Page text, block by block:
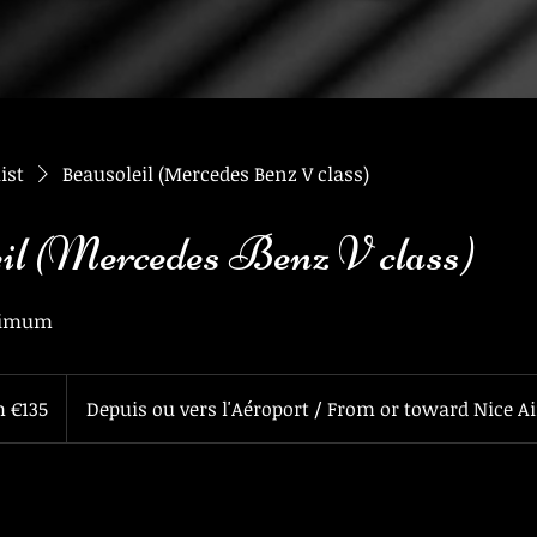
Beausoleil (Mercedes Benz V class)
(Mercedes Benz V class)
€135 Depuis ou vers l'Aéroport / From or toward Nice